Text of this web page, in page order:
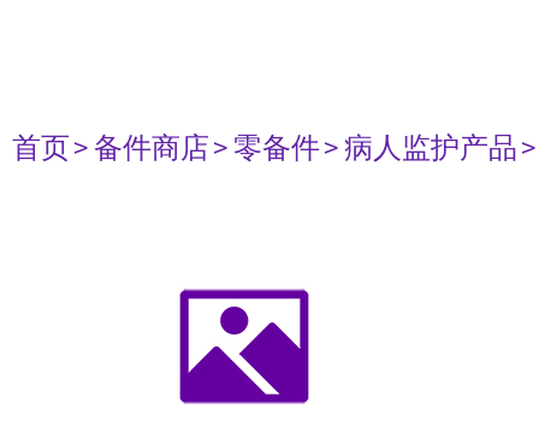
首页> 备件商店> 零备件> 病人监护产品